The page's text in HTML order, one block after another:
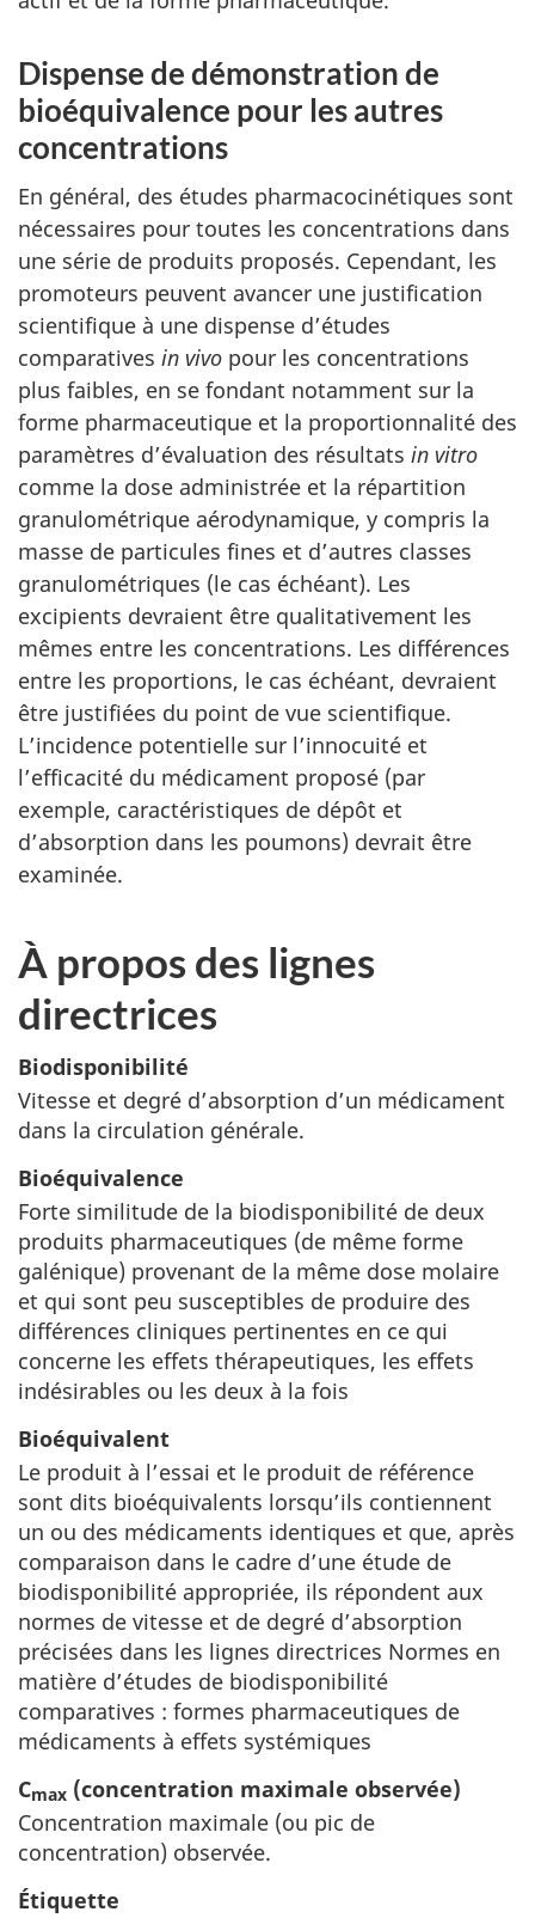
Dispense de démonstration de
bioéquivalence pour les autres
concentrations
En général, des études pharmacocinétiques sont
nécessaires pour toutes les concentrations dans
une série de produits proposés. Cependant, les
promoteurs peuvent avancer une justification
scientifique à une dispense d’études
comparatives in vivo pour les concentrations
plus faibles, en se fondant notamment sur la
forme pharmaceutique et la proportionnalité des
paramètres d’évaluation des résultats in vitro
comme la dose administrée et la répartition
granulométrique aérodynamique, y compris la
masse de particules fines et d’autres classes
granulométriques (le cas échéant). Les
excipients devraient être qualitativement les
mêmes entre les concentrations. Les différences
entre les proportions, le cas échéant, devraient
être justifiées du point de vue scientifique.
L’incidence potentielle sur l’innocuité et
l’efficacité du médicament proposé (par
exemple, caractéristiques de dépôt et
d’absorption dans les poumons) devrait être
examinée.
À propos des lignes
directrices
Biodisponibilité
Vitesse et degré d’absorption d’un médicament
dans la circulation générale.
Bioéquivalence
Forte similitude de la biodisponibilité de deux
produits pharmaceutiques (de même forme
galénique) provenant de la même dose molaire
et qui sont peu susceptibles de produire des
différences cliniques pertinentes en ce qui
concerne les effets thérapeutiques, les effets
indésirables ou les deux à la fois
Bioéquivalent
Le produit à l’essai et le produit de référence
sont dits bioéquivalents lorsqu’ils contiennent
un ou des médicaments identiques et que, après
comparaison dans le cadre d’une étude de
biodisponibilité appropriée, ils répondent aux
normes de vitesse et de degré d’absorption
précisées dans les lignes directrices Normes en
matière d’études de biodisponibilité
comparatives : formes pharmaceutiques de
médicaments à effets systémiques
Cmax (concentration maximale observée)
Concentration maximale (ou pic de
concentration) observée.
Étiquette